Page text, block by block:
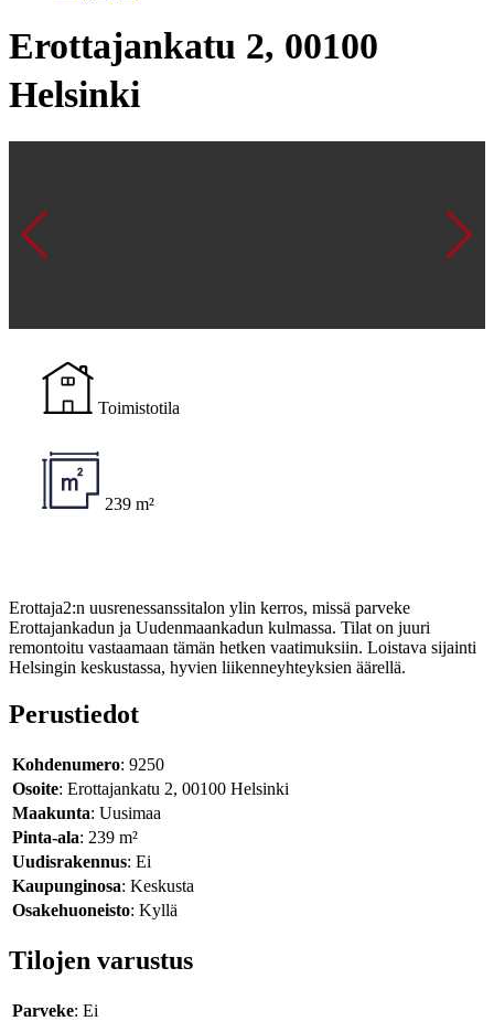
Erottajankatu 2, 00100
Helsinki
Toimistotila
239 m²
Erottaja2:n uusrenessanssitalon ylin kerros, missä parveke
Erottajankadun ja Uudenmaankadun kulmassa. Tilat on juuri
remontoitu vastaamaan tämän hetken vaatimuksiin. Loistava sijainti
Helsingin keskustassa, hyvien liikenneyhteyksien äärellä.
Perustiedot
Kohdenumero: 9250
Osoite: Erottajankatu 2, 00100 Helsinki
Maakunta: Uusimaa
Pinta-ala: 239 m²
Uudisrakennus: Ei
Kaupunginosa: Keskusta
Osakehuoneisto: Kyllä
Tilojen varustus
Parveke: Ei